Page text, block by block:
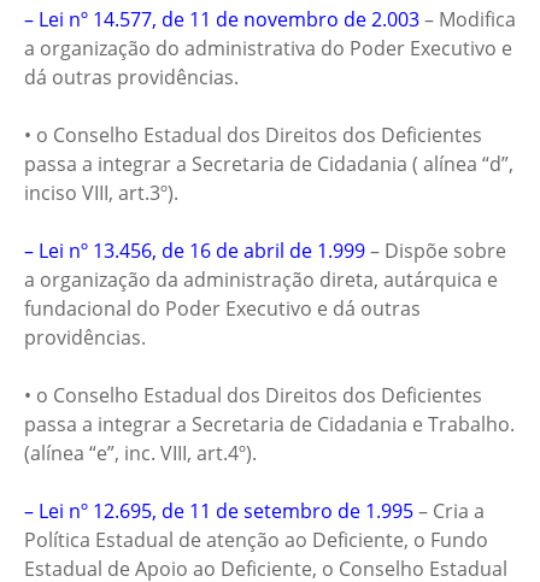
– Lei nº 14.577, de 11 de novembro de 2.003– Modifica
a organização do administrativa do Poder Executivo e
dá outras providências.
• o Conselho Estadual dos Direitos dos Deficientes
passa a integrar a Secretaria de Cidadania ( alínea “d”,
inciso VIII, art.3º).
– Lei nº 13.456, de 16 de abril de 1.999– Dispõe sobre
a organização da administração direta, autárquica e
fundacional do Poder Executivo e dá outras
providências.
• o Conselho Estadual dos Direitos dos Deficientes
passa a integrar a Secretaria de Cidadania e Trabalho.
(alínea “e”, inc. VIII, art.4º).
– Lei nº 12.695, de 11 de setembro de 1.995– Cria a
Política Estadual de atenção ao Deficiente, o Fundo
Estadual de Apoio ao Deficiente, o Conselho Estadual